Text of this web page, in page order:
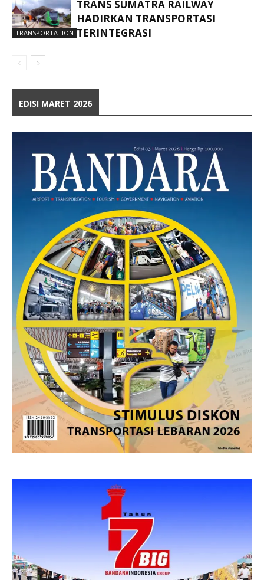
TRANSPORTATION
TRANS SUMATRA RAILWAY
HADIRKAN TRANSPORTASI
TERINTEGRASI
EDISI MARET 2026